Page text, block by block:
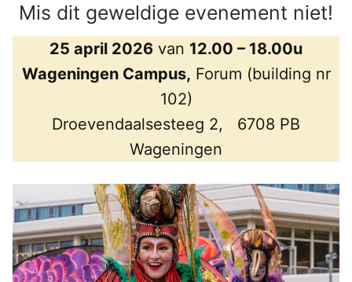
Mis dit geweldige evenement niet!
25 april 2026 van 12.00 – 18.00u
Wageningen Campus, Forum (building nr
102)
Droevendaalsesteeg 2, 6708 PB
Wageningen